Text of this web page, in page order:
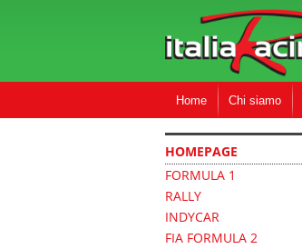
Home Chi siamo
HOMEPAGE
FORMULA 1
RALLY
INDYCAR
FIA FORMULA 2